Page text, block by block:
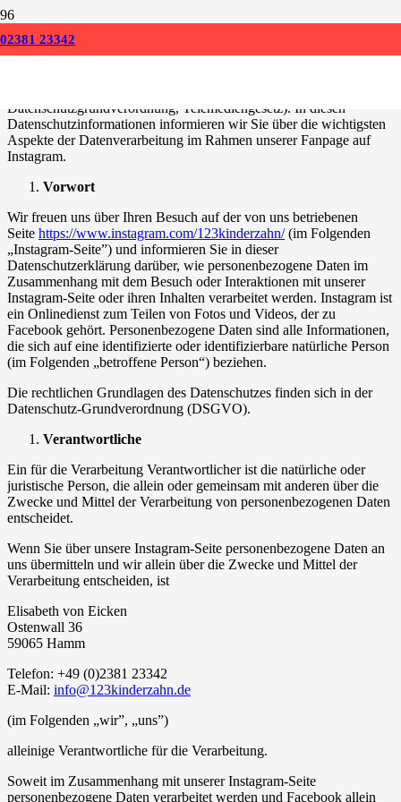
02381 23342
Der Schutz Ihrer persönlichen Daten ist uns ein besonderes
Datenschutzgrundverordnung, Telemediengesetz). In diesen
Datenschutzinformationen informieren wir Sie über die wichtigsten
Aspekte der Datenverarbeitung im Rahmen unserer Fanpage auf
Instagram.
Vorwort
Wir freuen uns über Ihren Besuch auf der von uns betriebenen
Seite https://www.instagram.com/123kinderzahn/(im Folgenden
„Instagram-Seite”) und informieren Sie in dieser
Datenschutzerklärung darüber, wie personenbezogene Daten im
Zusammenhang mit dem Besuch oder Interaktionen mit unserer
Instagram-Seite oder ihren Inhalten verarbeitet werden. Instagram ist
ein Onlinedienst zum Teilen von Fotos und Videos, der zu
Facebook gehört. Personenbezogene Daten sind alle Informationen,
die sich auf eine identifizierte oder identifizierbare natürliche Person
(im Folgenden „betroffene Person“) beziehen.
Die rechtlichen Grundlagen des Datenschutzes finden sich in der
Datenschutz-Grundverordnung (DSGVO).
Verantwortliche
Ein für die Verarbeitung Verantwortlicher ist die natürliche oder
juristische Person, die allein oder gemeinsam mit anderen über die
Zwecke und Mittel der Verarbeitung von personenbezogenen Daten
entscheidet.
Wenn Sie über unsere Instagram-Seite personenbezogene Daten an
uns übermitteln und wir allein über die Zwecke und Mittel der
Verarbeitung entscheiden, ist
Elisabeth von Eicken
Ostenwall 36
59065 Hamm
Telefon: +49 (0)2381 23342
E-Mail: info@123kinderzahn.de
(im Folgenden „wir”, „uns”)
alleinige Verantwortliche für die Verarbeitung.
Soweit im Zusammenhang mit unserer Instagram-Seite
personenbezogene Daten verarbeitet werden und Facebook allein